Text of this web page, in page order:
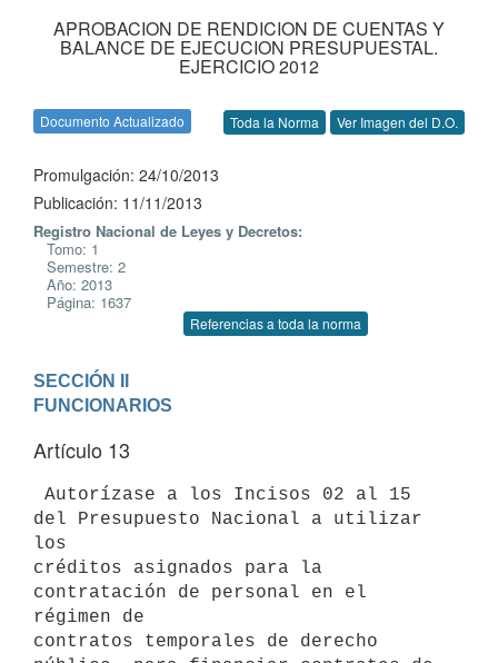
APROBACION DE RENDICION DE CUENTAS Y
BALANCE DE EJECUCION PRESUPUESTAL.
EJERCICIO 2012
Documento Actualizado Toda la Norma Ver Imagen del D.O.
Promulgación: 24/10/2013
Publicación: 11/11/2013
Registro Nacional de Leyes y Decretos:
Tomo: 1
Semestre: 2
Año: 2013
Página: 1637
Referencias a toda la norma
SECCIÓN II
FUNCIONARIOS
Artículo 13
del Presupuesto Nacional a utilizar
los
créditos asignados para la
contratación de personal en el
régimen de
contratos temporales de derecho